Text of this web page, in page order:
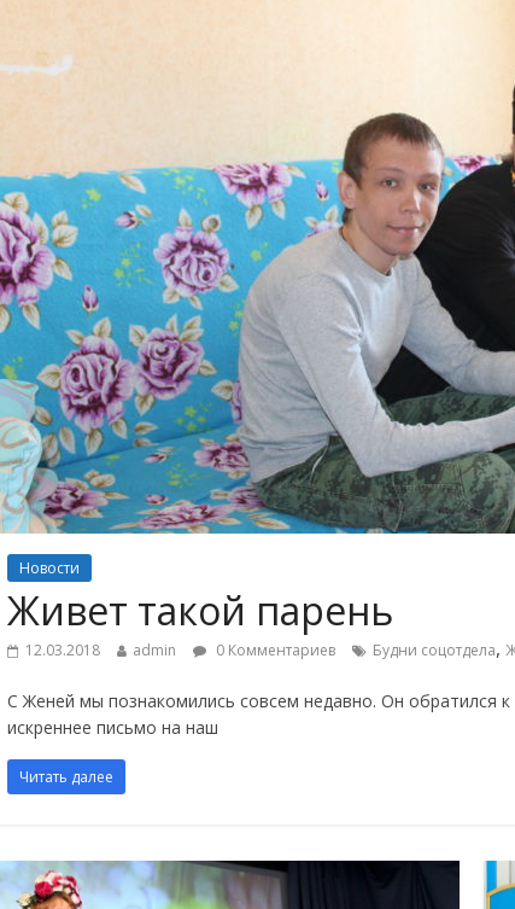
Новости
Живет такой парень
12.03.2018 admin 0 Комментариев Будни соцотдела,
С Женей мы познакомились совсем недавно. Он обратился
искреннее письмо на наш
Читать далее